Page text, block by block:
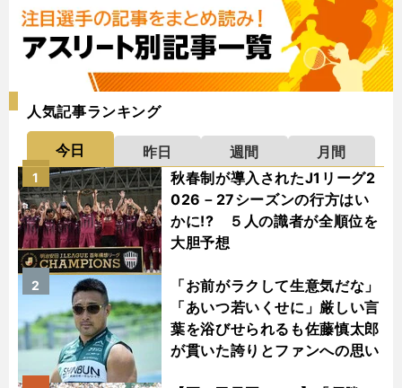
人気記事ランキング
今日 昨日 週間
月間
秋春制が導入されたJ1リーグ2
026－27シーズンの行方はい
かに!? ５人の識者が全順位を
大胆予想
1
「お前がラクして生意気だな」
「あいつ若いくせに」厳しい言
葉を浴びせられるも佐藤慎太郎
が貫いた誇りとファンへの思い
2